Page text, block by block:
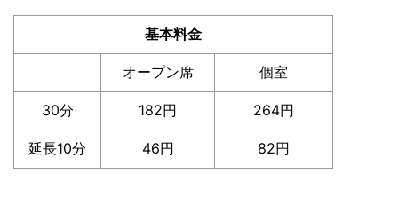
基本料金
オープン席 個室
30分 182円 264円
延長10分 46円 82円